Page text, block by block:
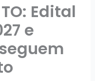
Edital
e